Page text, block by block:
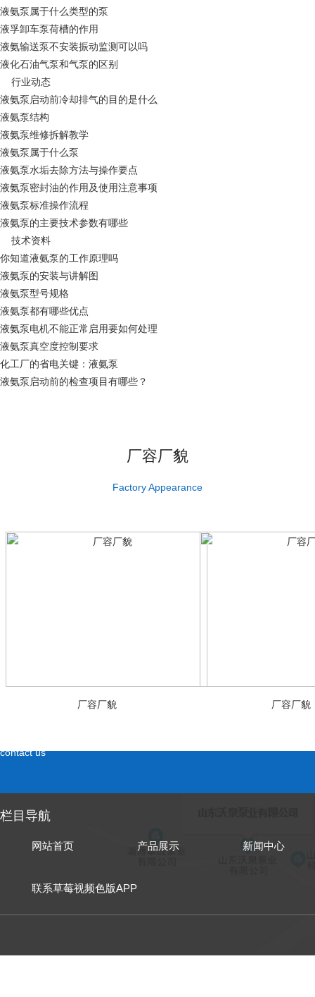
液氨泵属于什么类型的泵
液孚卸车泵荷槽的作用
液氨输送泵不安装振动监测可以吗
液化石油气泵和气泵的区别
行业动态
液氨泵启动前冷却排气的目的是什么
液氨泵结构
液氨泵维修拆解教学
液氨泵属于什么泵
液氨泵水垢去除方法与操作要点
液氨泵密封油的作用及使用注意事项
液氨泵标准操作流程
液氨泵的主要技术参数有哪些
技术资料
你知道液氨泵的工作原理吗
液氨泵的安装与讲解图
液氨泵型号规格
液氨泵都有哪些优点
液氨泵电机不能正常启用要如何处理
液氨泵真空度控制要求
化工厂的省电关键：液氨泵
液氨泵启动前的检查项目有哪些？
厂容厂貌
Factory Appearance
厂容厂貌 厂容厂貌
contact us
栏目导航
网站首页 产品展示 新闻中心
联系草莓视频色版APP